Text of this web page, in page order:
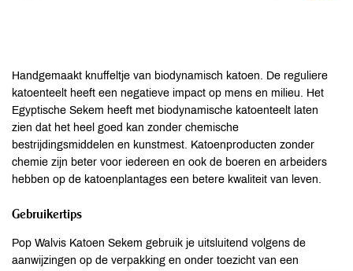
Handgemaakt knuffeltje van biodynamisch katoen. De reguliere
katoenteelt heeft een negatieve impact op mens en milieu. Het
Egyptische Sekem heeft met biodynamische katoenteelt laten
zien dat het heel goed kan zonder chemische
bestrijdingsmiddelen en kunstmest. Katoenproducten zonder
chemie zijn beter voor iedereen en ook de boeren en arbeiders
hebben op de katoenplantages een betere kwaliteit van leven.
Gebruikertips
Pop Walvis Katoen Sekem gebruik je uitsluitend volgens de
aanwijzingen op de verpakking en onder toezicht van een